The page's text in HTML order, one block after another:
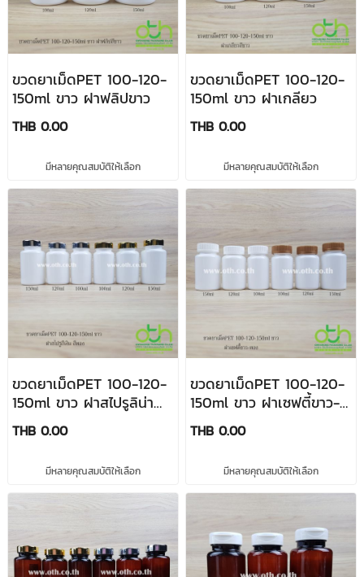
ขวดยาเม็ดPET 100-120-
150ml ขาว ฝาฟลิปขาว
THB 0.00
มีหลายคุณสมบัติให้เลือก
ขวดยาเม็ดPET 100-120-
150ml ขาว ฝาเกลียว
THB 0.00
มีหลายคุณสมบัติให้เลือก
ขวดยาเม็ดPET 100-120-
150ml ขาว ฝาสไปรูลิน่า
เงิน - ทอง
THB 0.00
มีหลายคุณสมบัติให้เลือก
ขวดยาเม็ดPET 100-120-
150ml ขาว ฝาเซฟตี้ขาว-
ทอง
THB 0.00
มีหลายคุณสมบัติให้เลือก